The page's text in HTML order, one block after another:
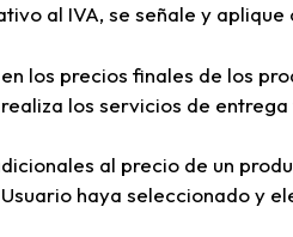
al IVA, se señale y aplique
los precios finales de los
los servicios de
al precio de un
haya seleccionado y